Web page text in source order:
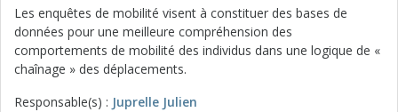
Les enquêtes de mobilité visent à constituer des bases de
données pour une meilleure compréhension des
comportements de mobilité des individus dans une logique de «
chaînage » des déplacements.
Responsable(s) : Juprelle Julien